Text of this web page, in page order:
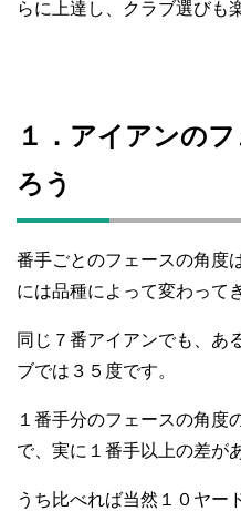
らに上達し、クラブ選びも
１．アイアンの
ろう
番手ごとのフェースの角度
には品種によって変わって
同じ７番アイアンでも、あ
ブでは３５度です。
１番手分のフェースの角度
で、実に１番手以上の差が
うち比べれば当然１０ヤー